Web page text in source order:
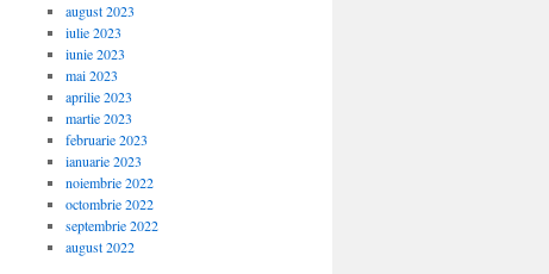
august 2023
iulie 2023
iunie 2023
mai 2023
aprilie 2023
martie 2023
februarie 2023
ianuarie 2023
noiembrie 2022
octombrie 2022
septembrie 2022
august 2022